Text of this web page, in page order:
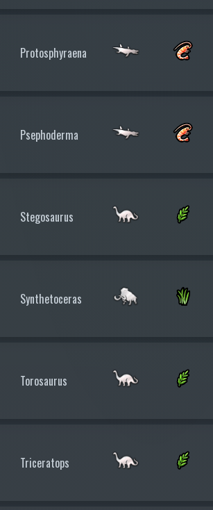
Protosphyraena
Psephoderma
Stegosaurus
Synthetoceras
Torosaurus
Triceratops